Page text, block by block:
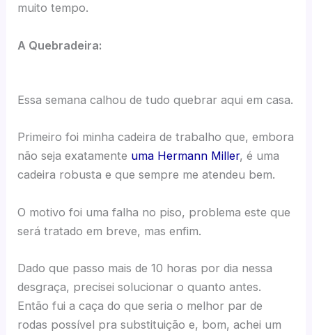
muito tempo.
A Quebradeira:
Essa semana calhou de tudo quebrar aqui em casa.
Primeiro foi minha cadeira de trabalho que, embora
não seja exatamente uma Hermann Miller, é uma
cadeira robusta e que sempre me atendeu bem.
O motivo foi uma falha no piso, problema este que
será tratado em breve, mas enfim.
Dado que passo mais de 10 horas por dia nessa
desgraça, precisei solucionar o quanto antes.
Então fui a caça do que seria o melhor par de
rodas possível pra substituição e, bom, achei um